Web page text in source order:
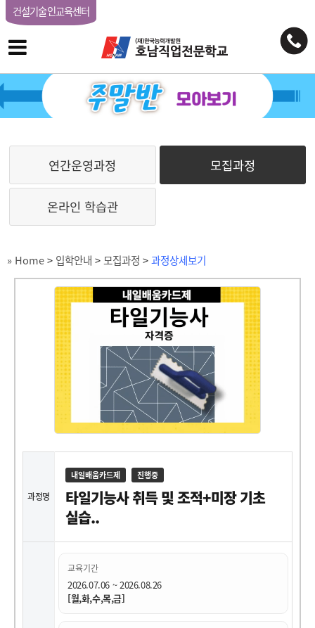
건설기술인교육센터
연간운영과정 모집과정
온라인 학습관
» Home> 입학안내 >모집과정 >과정상세보기
과정명
내일배움카드제 진행중
타일기능사 취득 및 조적+미장 기초
실습..
교육기간
2026.07.06 ~ 2026.08.26
[월,화,수,목,금]